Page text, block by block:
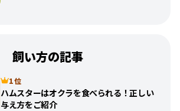
飼い方の記事
1 位
ハムスターはオクラを食べられる！正しい
与え方をご紹介